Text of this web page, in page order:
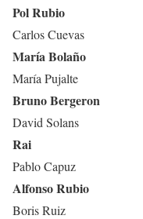
Pol Rubio
Carlos Cuevas
María Bolaño
María Pujalte
Bruno Bergeron
David Solans
Rai
Pablo Capuz
Alfonso Rubio
Boris Ruiz